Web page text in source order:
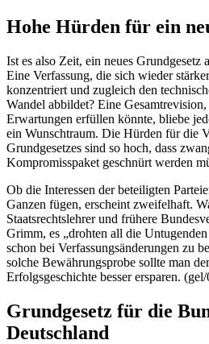
Hohe Hürden für ein
Ist es also Zeit, ein neues Grundgesetz
Eine Verfassung, die sich wieder
konzentriert und zugleich den
Wandel abbildet? Eine
Erwartungen erfüllen könnte, bliebe
ein Wunschtraum. Die Hürden für die
Grundgesetzes sind so hoch, dass
Kompromisspaket geschnürt werden
Ob die Interessen der beteiligten
Ganzen fügen, erscheint zweifelhaft.
Staatsrechtslehrer und frühere
Grimm, es „drohten all die
schon bei Verfassungsänderungen zu
solche Bewährungsprobe sollte man
Erfolgsgeschichte besser ersparen.
Grundgesetz für die
Deutschland